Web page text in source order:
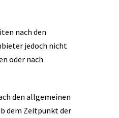
nach den
jedoch nicht
oder nach
den allgemeinen
dem Zeitpunkt der